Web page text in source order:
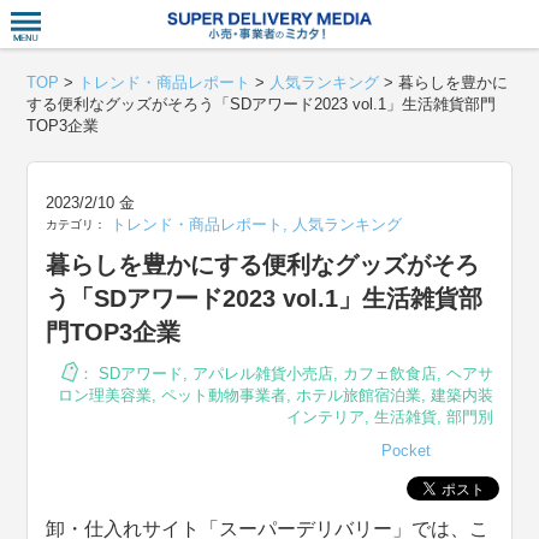
TOP > トレンド・商品レポート > 人気ランキング >暮らしを豊かに
する便利なグッズがそろう「SDアワード2023 vol.1」生活雑貨部門
TOP3企業
2023/2/10 金
カテゴリ： トレンド・商品レポート , 人気ランキング
暮らしを豊かにする便利なグッズがそろ
う「SDアワード2023 vol.1」生活雑貨部
門TOP3企業
： SDアワード, アパレル雑貨小売店, カフェ飲食店, ヘアサ
ロン理美容業, ペット動物事業者, ホテル旅館宿泊業, 建築内装
インテリア, 生活雑貨, 部門別
Pocket
卸・仕入れサイト「スーパーデリバリー」では、こ